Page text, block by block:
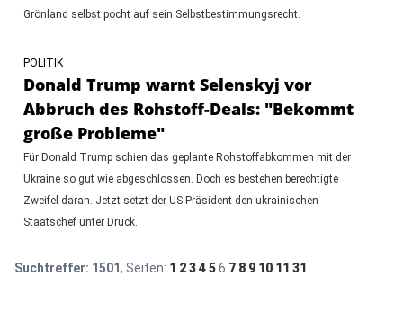
Grönland selbst pocht auf sein Selbstbestimmungsrecht.
POLITIK
Donald Trump warnt Selenskyj vor
Abbruch des Rohstoff-Deals: "Bekommt
große Probleme"
Für Donald Trump schien das geplante Rohstoffabkommen mit der
Ukraine so gut wie abgeschlossen. Doch es bestehen berechtigte
Zweifel daran. Jetzt setzt der US-Präsident den ukrainischen
Staatschef unter Druck.
Suchtreffer: 1501, Seiten: 1 2 3 4 5 6 7 8 9 10 11 31